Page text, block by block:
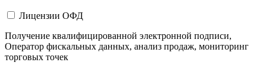
Лицензии ОФД
Получение квалифицированной электронной подписи,
Оператор фискальных данных, анализ продаж, мониторинг
торговых точек